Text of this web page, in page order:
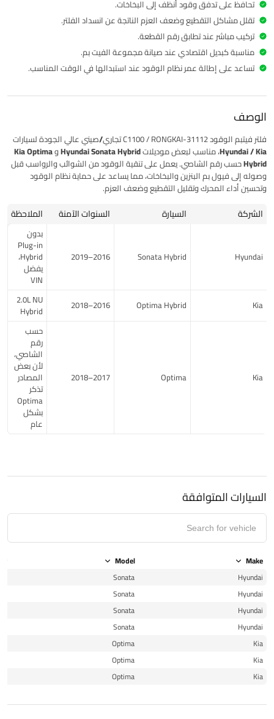
تحافظ على تدفق وقود أنظف إلى البخاخات.
تقلل مشاكل التقطيع وضعف العزم الناتجة عن انسداد الفلتر.
تركيب مباشر عند تطابق رقم القطعة.
مناسبة كبديل اقتصادي عند صيانة مجموعة الفيت بم.
تساعد على إطالة عمر نظام الوقود عند استبدالها في الوقت المناسب.
الوصف
فلتر فيتبم الوقود31112-C1100 / RONGKAI تجاري/صينيعالي الجودة لسيارات
Hyundai / Kia، مناسب لبعض موديلاتHyundai Sonata HybridوKia Optima
Hybridحسب رقم الشاصي. يعمل على تنقية الوقود من الشوائب والرواسب قبل
وصوله إلى فيول بم البنزين والبخاخات، مما يساعد على حماية نظام الوقود
وتحسين أداء المحرك وتقليل التقطيع وضعف العزم.
الشركة السيارة السنوات الآمنة الملاحظة
Hyundai
Sonata Hybrid
2016–2019
بدون
Plug-in
Hybrid،
يفضل
VIN
Kia
Optima Hybrid
2016–2018
2.0L NU
Hybrid
Kia
Optima
2017–2018
حسب
رقم
الشاصي،
لأن بعض
المصادر
تذكر
Optima
بشكل
عام
السيارات المتوافقة
Make
Model
Hyundai
Sonata
Hyundai
Sonata
Hyundai
Sonata
Hyundai
Sonata
Kia
Optima
Kia
Optima
Kia
Optima